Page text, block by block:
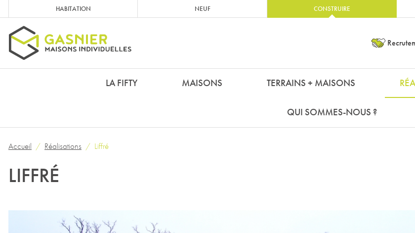
HABITATION NEUF CONSTRUIRE
LA FIFTY MAISONS TERRAINS + MAISONS
QUI SOMMES-NOUS ?
Accueil Réalisations Liffré
LIFFRÉ